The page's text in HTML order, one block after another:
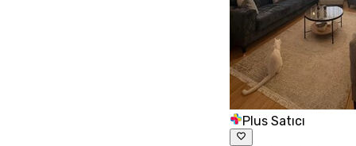
Plus Satıcı